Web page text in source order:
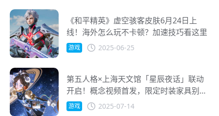
《和平精英》虚空骇客皮肤6月24日上
线！海外怎么玩不卡顿？加速技巧看这里
游戏 2025-06-25
第五人格×上海天文馆「星辰夜话」联动
开启！概念视频首发，限定时装家具别错
过！
游戏 2025-07-14